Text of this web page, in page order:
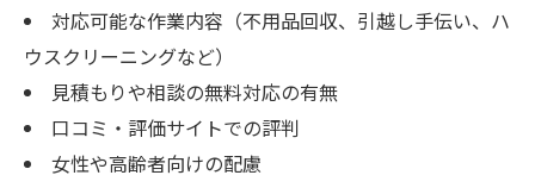
対応可能な作業内容（不用品回収、引越し手伝い、ハ
ウスクリーニングなど）
見積もりや相談の無料対応の有無
口コミ・評価サイトでの評判
女性や高齢者向けの配慮